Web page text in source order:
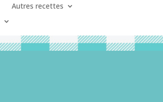
Autres recettes